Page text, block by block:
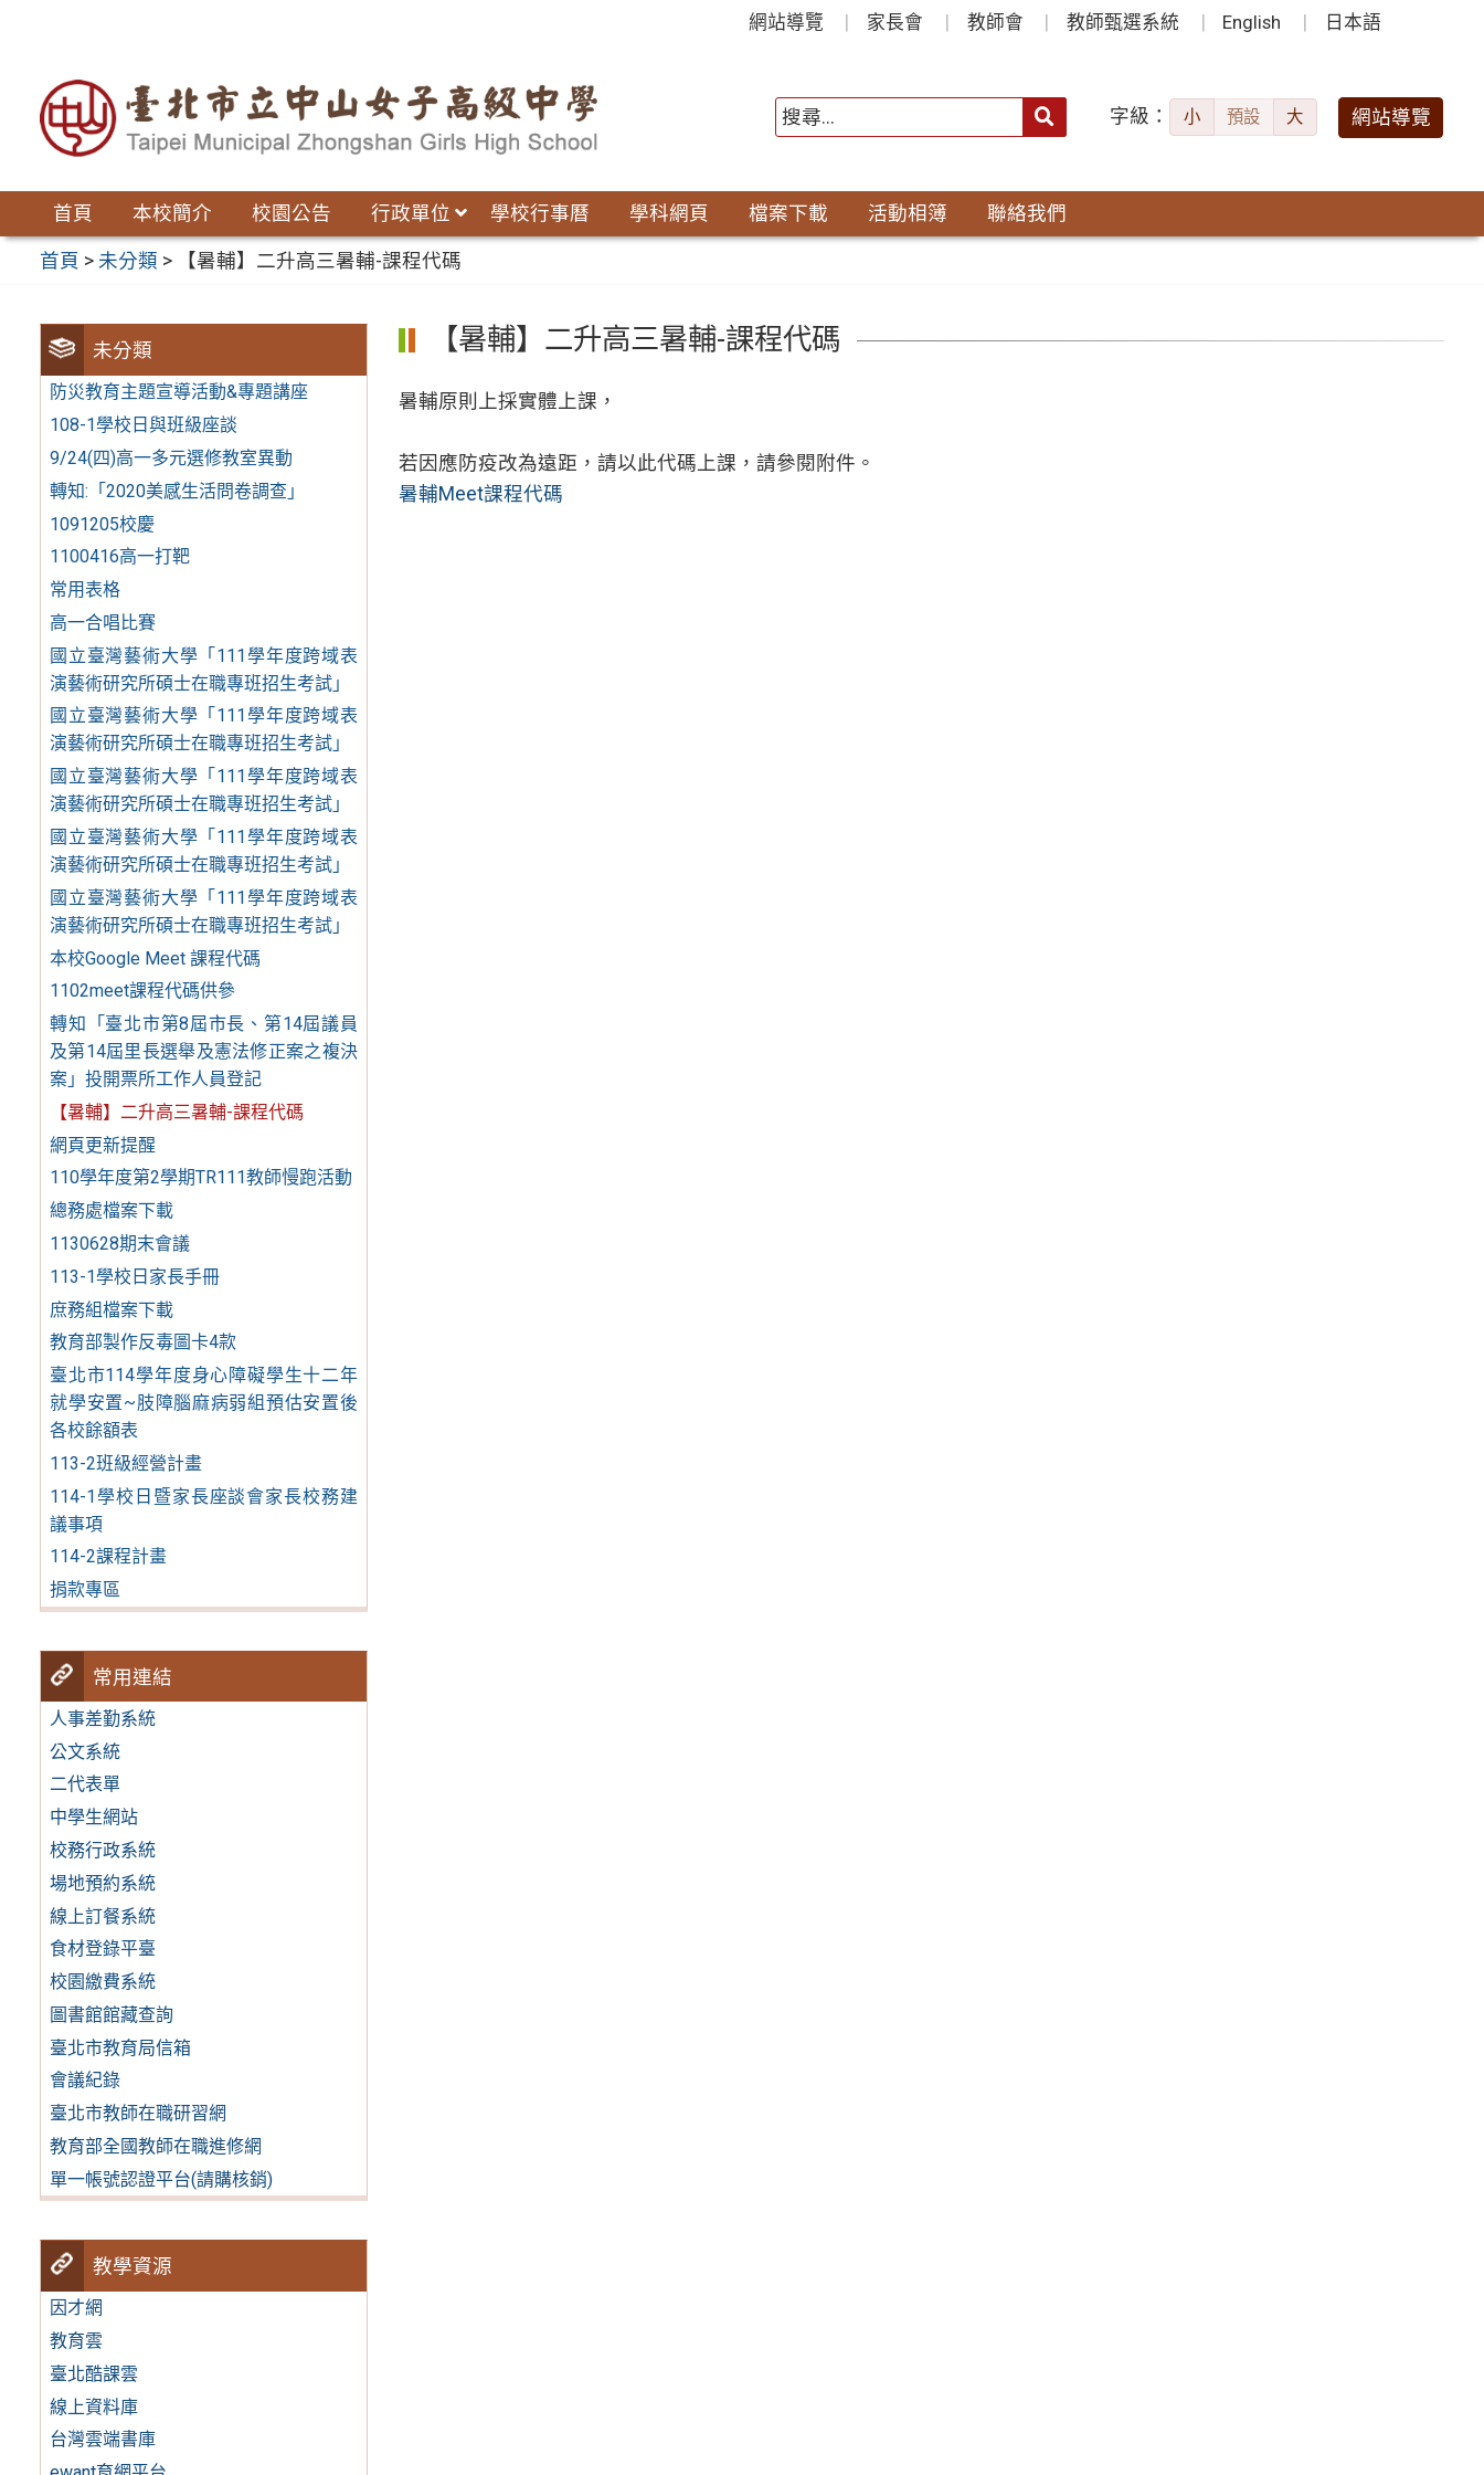
網站導覽 家長會 教師會 教師甄選系統 English 日本語
字級： 小 預設 大 網站導覽
首頁 本校簡介 校園公告 行政單位 學校行事曆 學科網頁 檔案下載 活動相簿 聯絡我們
首頁 >未分類 > 【暑輔】二升高三暑輔-課程代碼
未分類
防災教育主題宣導活動&專題講座
108-1學校日與班級座談
9/24(四)高一多元選修教室異動
轉知:「2020美感生活問卷調查」
1091205校慶
1100416高一打靶
常用表格
高一合唱比賽
國立臺灣藝術大學「111學年度跨域表
演藝術研究所碩士在職專班招生考試」
國立臺灣藝術大學「111學年度跨域表
演藝術研究所碩士在職專班招生考試」
國立臺灣藝術大學「111學年度跨域表
演藝術研究所碩士在職專班招生考試」
國立臺灣藝術大學「111學年度跨域表
演藝術研究所碩士在職專班招生考試」
國立臺灣藝術大學「111學年度跨域表
演藝術研究所碩士在職專班招生考試」
本校Google Meet 課程代碼
1102meet課程代碼供參
轉知「臺北市第8屆市長、第14屆議員
及第14屆里長選舉及憲法修正案之複決
案」投開票所工作人員登記
【暑輔】二升高三暑輔-課程代碼
網頁更新提醒
110學年度第2學期TR111教師慢跑活動
總務處檔案下載
1130628期末會議
113-1學校日家長手冊
庶務組檔案下載
教育部製作反毒圖卡4款
臺北市114學年度身心障礙學生十二年
就學安置~肢障腦麻病弱組預估安置後
各校餘額表
113-2班級經營計畫
114-1學校日暨家長座談會家長校務建
議事項
114-2課程計畫
捐款專區
常用連結
人事差勤系統
公文系統
二代表單
中學生網站
校務行政系統
場地預約系統
線上訂餐系統
食材登錄平臺
校園繳費系統
圖書館館藏查詢
臺北市教育局信箱
會議紀錄
臺北市教師在職研習網
教育部全國教師在職進修網
單一帳號認證平台(請購核銷)
教學資源
因才網
教育雲
臺北酷課雲
線上資料庫
台灣雲端書庫
【暑輔】二升高三暑輔-課程代碼
暑輔原則上採實體上課，
若因應防疫改為遠距，請以此代碼上課，請參閱附件。
暑輔Meet課程代碼